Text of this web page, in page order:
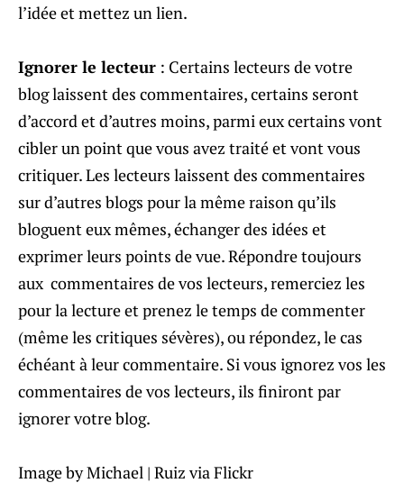
l’idée et mettez un lien.
Ignorer le lecteur : Certains lecteurs de votre
blog laissent des commentaires, certains seront
d’accord et d’autres moins, parmi eux certains vont
cibler un point que vous avez traité et vont vous
critiquer. Les lecteurs laissent des commentaires
sur d’autres blogs pour la même raison qu’ils
bloguent eux mêmes, échanger des idées et
exprimer leurs points de vue. Répondre toujours
aux commentaires de vos lecteurs, remerciez les
pour la lecture et prenez le temps de commenter
(même les critiques sévères), ou répondez, le cas
échéant à leur commentaire. Si vous ignorez vos les
commentaires de vos lecteurs, ils finiront par
ignorer votre blog.
Image by Michael | Ruiz via Flickr